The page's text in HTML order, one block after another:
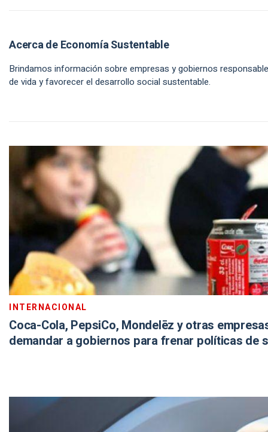
Acerca de Economía Sustentable
Brindamos información sobre empresas y gobiernos
de vida y favorecer el desarrollo social sustentable.
INTERNACIONAL
Coca-Cola, PepsiCo, Mondelēz y otras
demandar a gobiernos para frenar políticas de